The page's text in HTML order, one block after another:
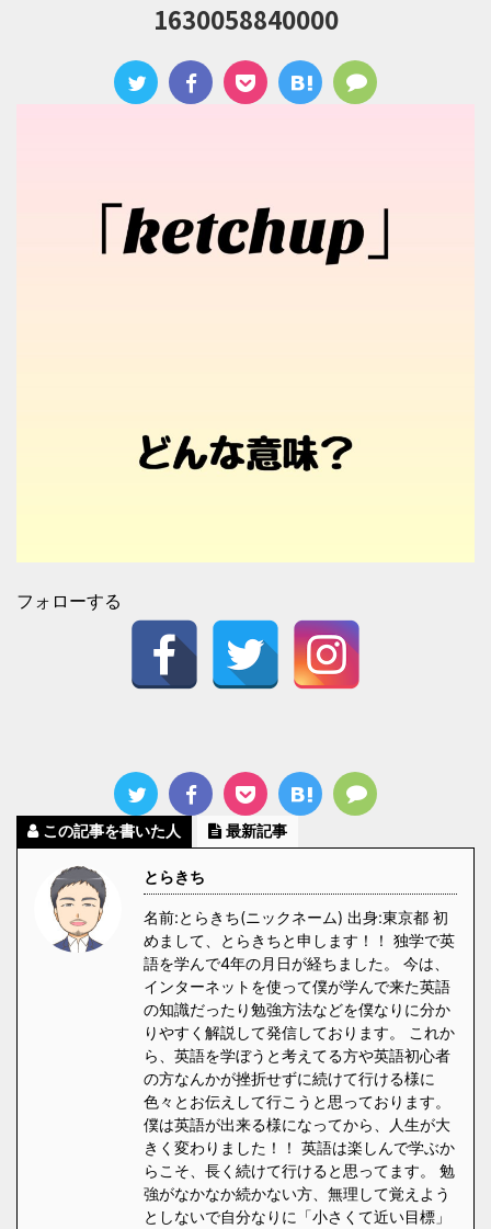
1630058840000
フォローする
この記事を書いた人 最新記事
とらきち
名前:とらきち(ニックネーム) 出身:東京都 初
めまして、とらきちと申します！！ 独学で英
語を学んで4年の月日が経ちました。 今は、
インターネットを使って僕が学んで来た英語
の知識だったり勉強方法などを僕なりに分か
りやすく解説して発信しております。 これか
ら、英語を学ぼうと考えてる方や英語初心者
の方なんかが挫折せずに続けて行ける様に
色々とお伝えして行こうと思っております。
僕は英語が出来る様になってから、人生が大
きく変わりました！！ 英語は楽しんで学ぶか
らこそ、長く続けて行けると思ってます。 勉
強がなかなか続かない方、無理して覚えよう
としないで自分なりに「小さくて近い目標」